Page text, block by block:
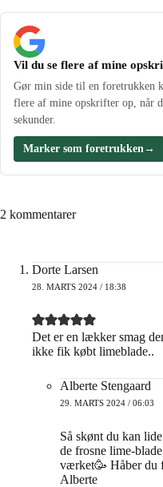
Vil du se flere af mine
Gør min side til en foretrukken
flere af mine opskrifter op, når
sekunder.
Marker som foretrukken →
2 kommentarer
Dorte Larsen
28. MARTS 2024 / 18:38
Det er en lækker smag
ikke fik købt limeblade..
Alberte Stengaard
29. MARTS 2024 / 06:03
Så skønt du kan
de frosne lime-
værket🥳 Håber du
Alberte